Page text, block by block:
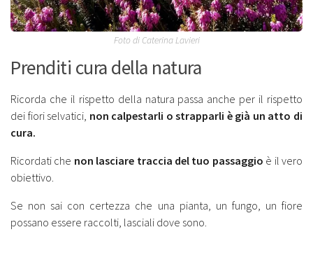
Foto di Caterina Lavieri
Prenditi cura della natura
Ricorda che il rispetto della natura passa anche per il rispetto
dei fiori selvatici, non calpestarli o strapparli è già un atto di
cura.
Ricordati che non lasciare traccia del tuo passaggio è il vero
obiettivo.
Se non sai con certezza che una pianta, un fungo, un fiore
possano essere raccolti, lasciali dove sono.